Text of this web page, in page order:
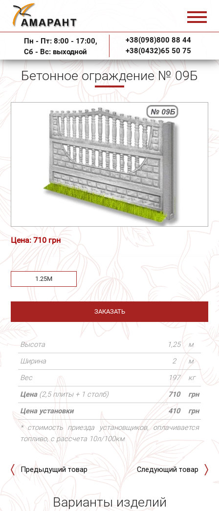
Пн - Пт: 8:00 - 17:00,
Сб - Вс: выходной
+38(098)800 88 44
+38(0432)65 50 75
Бетонное ограждение № 09Б
Цена: 710 грн
1.25М
ЗАКАЗАТЬ
Высота 1,25
м
Ширина
2
м
Вес
197
кг
Цена (2,5 плиты + 1 столб) 710
грн
Цена установки
410
грн
* стоимость приезда установщиков, оплачивается
топливо, с рассчета 10л/100км
Предыдущий товар Следующий товар
Варианты изделий